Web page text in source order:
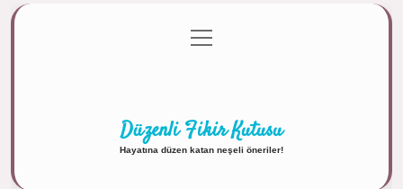
Gizlilik Politikası
menüyü
aç
Düzenli Fikir Kutusu
Hayatına düzen katan neşeli öneriler!